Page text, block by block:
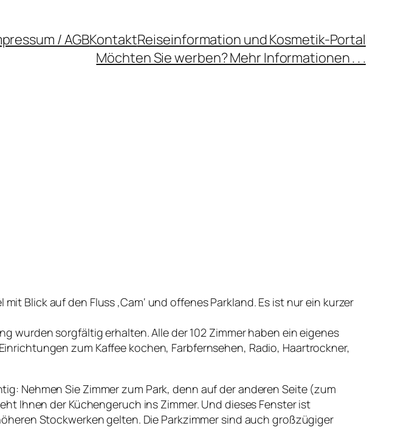
/ AGBKontaktReiseinformation und Kosmetik-Portal
Möchten Sie werben? Mehr Informationen . . .
Blick auf den Fluss ‚Cam‘ und offenes Parkland. Es ist nur ein kurzer
wurden sorgfältig erhalten. Alle der 102 Zimmer haben ein eigenes
zum Kaffee kochen, Farbfernsehen, Radio, Haartrockner,
Nehmen Sie Zimmer zum Park, denn auf der anderen Seite (zum
Ihnen der Küchengeruch ins Zimmer. Und dieses Fenster ist
Stockwerken gelten. Die Parkzimmer sind auch großzügiger